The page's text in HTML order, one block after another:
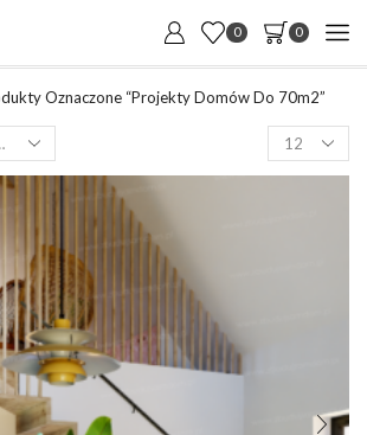
0 0
Oznaczone “projekty Domów Do 70m2”
Products
per
page